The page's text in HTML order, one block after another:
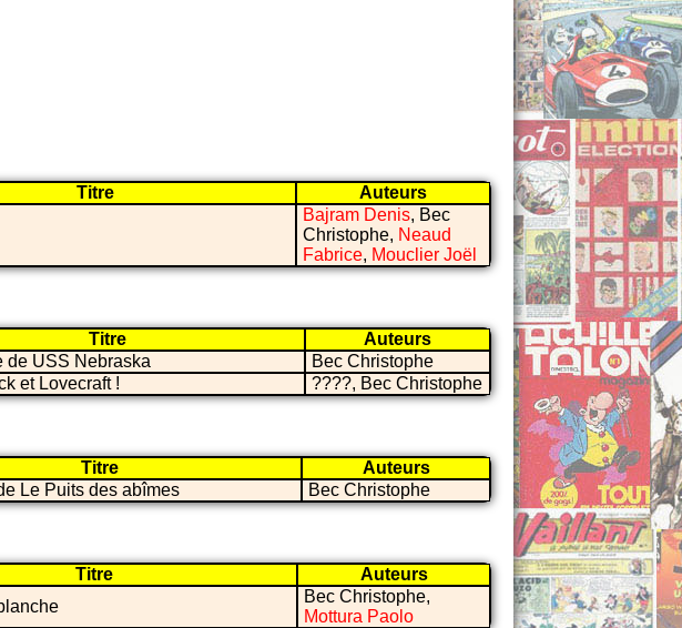
Titre Auteurs
Bajram Denis, Bec
Christophe, Neaud
Fabrice, Mouclier Joël
Titre
Auteurs
de USS Nebraska
Bec Christophe
et Lovecraft ! ????, Bec Christophe
Titre
Auteurs
Le Puits des abîmes Bec Christophe
Titre
Auteurs
Bec Christophe,
Mottura Paolo